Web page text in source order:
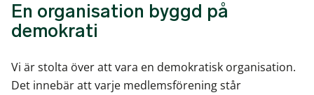
En organisation byggd på
demokrati
Vi är stolta över att vara en demokratisk organisation.
Det innebär att varje medlemsförening står